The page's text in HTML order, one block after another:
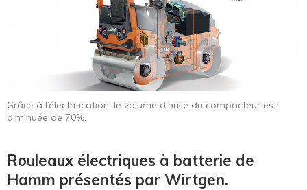
Grâce à l’électrification, le volume d’huile du compacteur est
diminuée de 70%.
Rouleaux électriques à batterie de
Hamm présentés par Wirtgen.